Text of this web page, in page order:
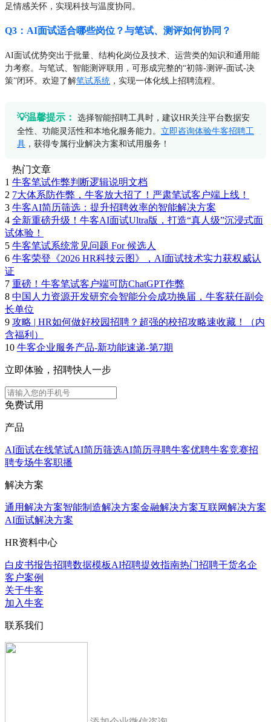
足情感关怀，实现科技与温度协同。
Q3：AI面试适合哪些岗位？与笔试、测评如何协同？
AI面试优势突出于批量、结构化岗位及技术、运营类的知识和通用能
力考察。与笔试、智能测评联用，可形成完整的“初筛-测评-面试-决
策”闭环。欢迎了解笔试系统 ，实现一体化线上招聘流程。
💡温馨提示：
选择智能招聘工具时，建议HR关注平台数据安
全性、功能灵活性和本地化服务能力。 立即咨询体验牛客招聘工
具 ，获得专属行业解决方案和试用服务！
热门文章
1 牛客笔试作弊判断逻辑说明文档
2 7大体系防作弊，牛客放大招了！严肃笔试客户端上线！
3 牛客AI简历筛选：提升招聘效率的智能解决方案
4 全新重磅升级！牛客AI面试Ultra版，打造“真人级”沉浸式面
试体验！
5 牛客笔试系统常见问题 For 候选人
6 牛客荣登《2026 HR科技云图》，AI面试技术实力获权威认
证
7 重磅！牛客笔试客户端可防ChatGPT作弊
8 中国人力资源开发研究会智能分会成功换届，牛客获任副会
长单位
9 攻略 | HR如何做好校园招聘？超强的校招攻略速收藏！（内
含福利）
10 牛客企业服务产品-新功能速递-第7期
立即体验，招聘快人一步
免费试用
产品
AI面试在线笔试AI简历筛选AI简历寻聘牛客优聘牛客竞赛招
聘专场牛客职播
解决方案
通用解决方案智能制造解决方案金融解决方案互联网解决方案
AI面试解决方案
HR资料中心
白皮书报告招聘数据模板AI招聘提效指南热门招聘干货名企
客户案例
关于牛客
加入牛客
联系我们